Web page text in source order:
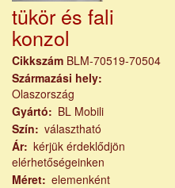
tükör és fali
konzol
Cikkszám BLM-70519-70504
Származási hely
Olaszország
Gyártó
BL Mobili
Szín
választható
Ár kérjük érdeklődjön
elérhetőségeinken
Méret elemenként